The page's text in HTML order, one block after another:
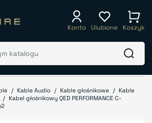
Konto Ulubione Koszyk
Kable Audio Kable głośnikowe
Kable
Kabel głośnikowy QED PERFORMANCE C-